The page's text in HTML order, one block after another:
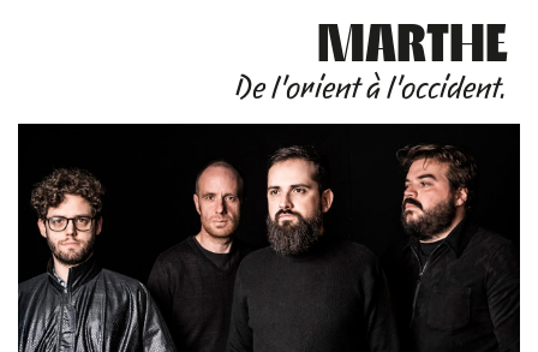
MARTHE
De l'orient à l'occident.